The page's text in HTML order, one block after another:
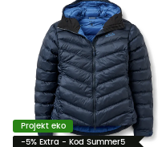
Projekt eko
-5% Extra - Kod Summer5